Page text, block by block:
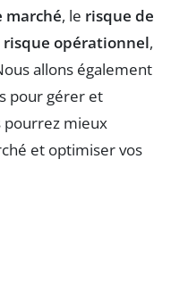
marché, le risque de
risque opérationnel,
allons également
pour gérer et
pourrez mieux
et optimiser vos